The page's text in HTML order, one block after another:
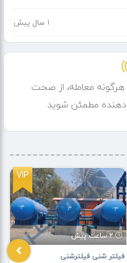
1 سال پیش
معامله، از صحت
مطمئن شوید
VIP
2 ساعت پیش
فیلتر شنی فیلترشنی